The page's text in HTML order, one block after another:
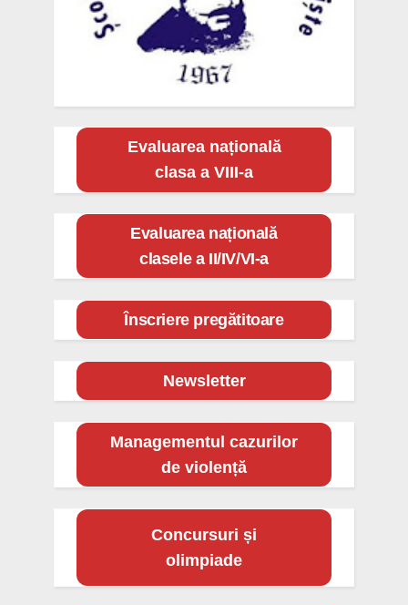
Evaluarea națională
clasa a VIII-a
Evaluarea națională
clasele a II/IV/VI-a
Înscriere pregătitoare
Newsletter
Managementul cazurilor
de violență
Concursuri și
olimpiade